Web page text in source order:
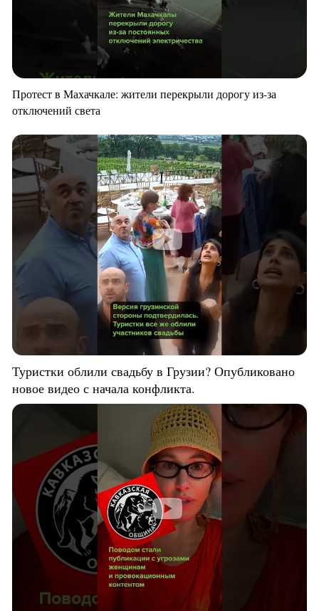
Протест в Махачкале: жители перекрыли дорогу из-за
отключений света
Туристки облили свадьбу в Грузии? Опубликовано
новое видео с начала конфликта.